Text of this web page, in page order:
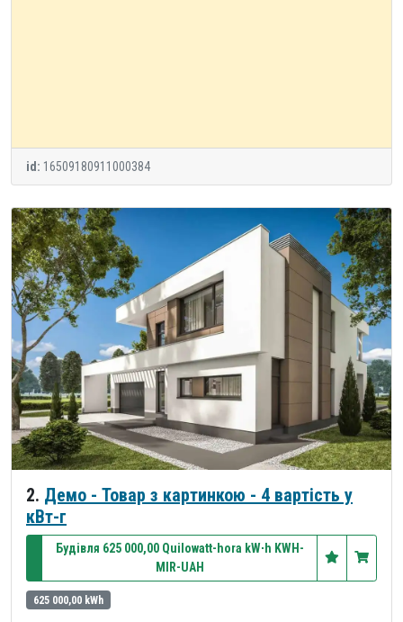
id: 16509180911000384
2. Демо - Товар з картинкою - 4 вартість у
кВт-г
Будівля 625 000,00 Quilowatt-hora kW∙h KWH-
MIR-UAH
625 000,00 kWh